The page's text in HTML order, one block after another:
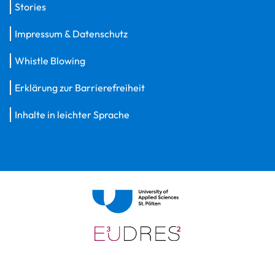
Stories
Impressum & Datenschutz
Whistle Blowing
Erklärung zur Barrierefreiheit
Inhalte in leichter Sprache